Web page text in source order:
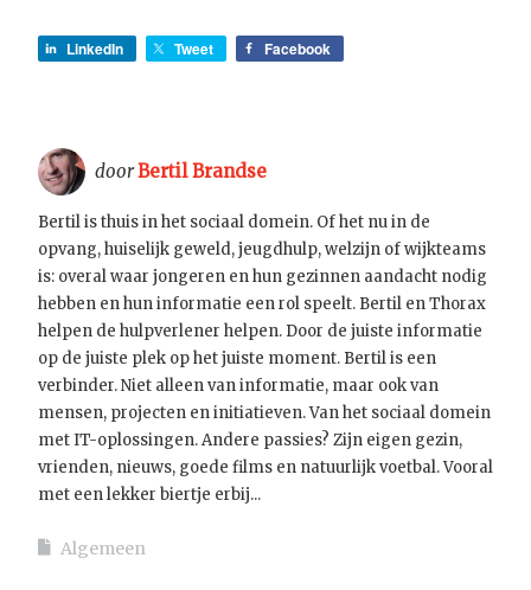
LinkedIn Tweet Facebook
doorBertil Brandse
Bertil is thuis in het sociaal domein. Of het nu in de
opvang, huiselijk geweld, jeugdhulp, welzijn of wijkteams
is: overal waar jongeren en hun gezinnen aandacht nodig
hebben en hun informatie een rol speelt. Bertil en Thorax
helpen de hulpverlener helpen. Door de juiste informatie
op de juiste plek op het juiste moment. Bertil is een
verbinder. Niet alleen van informatie, maar ook van
mensen, projecten en initiatieven. Van het sociaal domein
met IT-oplossingen. Andere passies? Zijn eigen gezin,
vrienden, nieuws, goede films en natuurlijk voetbal. Vooral
met een lekker biertje erbij...
Algemeen